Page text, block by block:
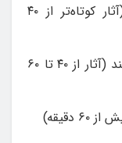
زمان فيلم‌ها: الف) مستندهای كوتاه (آثار کوتاه‌تر از ۴۰
ب) مستندهای نیمه‌بلند (آثار از ۴۰ تا ۶۰